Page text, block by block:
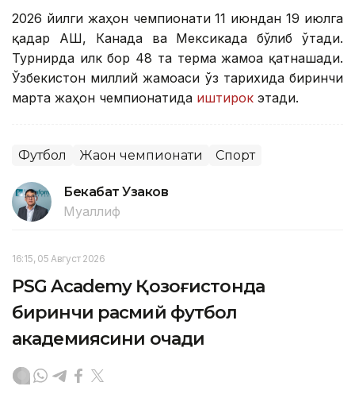
2026 йилги жаҳон чемпионати 11 июндан 19 июлга
қадар АҚШ, Канада ва Мексикада бўлиб ўтади.
Турнирда илк бор 48 та терма жамоа қатнашади.
Ўзбекистон миллий жамоаси ўз тарихида биринчи
марта жаҳон чемпионатида иштирок этади.
Футбол Жаҳон чемпионати Спорт
Бекабат Узаков
Муаллиф
16:15, 05 Август 2026
PSG Academy Қозоғистонда
биринчи расмий футбол
академиясини очади